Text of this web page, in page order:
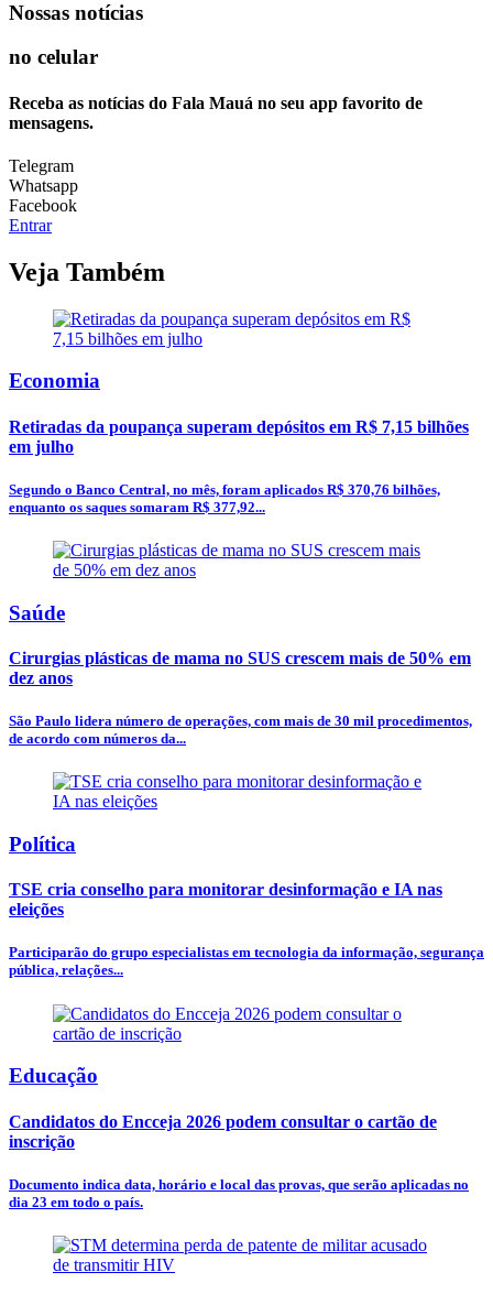
Nossas notícias
no celular
Receba as notícias do Fala Mauá no seu app favorito de
mensagens.
Telegram
Whatsapp
Facebook
Entrar
Veja Também
Economia
Retiradas da poupança superam depósitos em R$ 7,15 bilhões
em julho
Segundo o Banco Central, no mês, foram aplicados R$ 370,76 bilhões,
enquanto os saques somaram R$ 377,92...
Saúde
Cirurgias plásticas de mama no SUS crescem mais de 50% em
dez anos
São Paulo lidera número de operações, com mais de 30 mil procedimentos,
de acordo com números da...
Política
TSE cria conselho para monitorar desinformação e IA nas
eleições
Participarão do grupo especialistas em tecnologia da informação, segurança
pública, relações...
Educação
Candidatos do Encceja 2026 podem consultar o cartão de
inscrição
Documento indica data, horário e local das provas, que serão aplicadas no
dia 23 em todo o país.